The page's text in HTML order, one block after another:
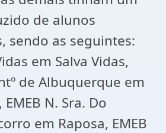
de alunos
sendo as seguintes:
em Salva Vidas,
de Albuquerque em
N. Sra. Do
em Raposa, EMEB